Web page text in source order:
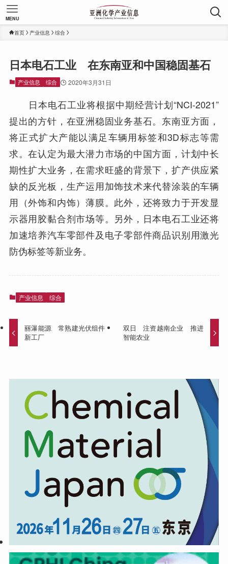
MENU
首页 产业信息 综合
日本电石工业 在东南亚和中国稳固基石
产业信息 综合 2020年3月31日
日本电石工业将根据中期经营计划“NCI-2021”
提出的方针，在亚洲稳固业务基石。东南亚方面，
将正式扩大产能以满足车辆用标签和3D标志等需
求。在认定为最大潜力市场的中国方面，计划中长
期性扩大业务，在需求旺盛的背景下，扩产供应紧
缺的反光板，生产运用加饰技术来代替涂装的车辆
用（外饰和内饰）薄膜。此外，还将致力于开发显
示器用胶黏合剂市场等。另外，日本电石工业还将
加速培养汽车零部件及电子零部件商品识别用激光
防伪标签等新业务。
产业信息 综合
丽瀑能源 常熟建光伏组件
新工厂
双日 注资越南企业 推进
智能农业